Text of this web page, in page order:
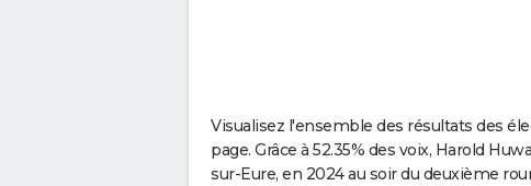
Visualisez l'ensemble des résultats des
page. Grâce à 52.35% des voix, Harold
sur-Eure, en 2024 au soir du deuxième